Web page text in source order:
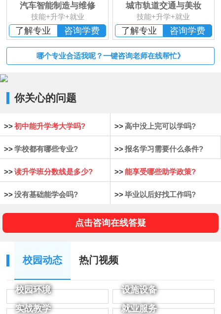
恭贺
湖南怀化 段秋杰 已报名
汽车智能制造与维修
技能+升学+就业
了解专业 咨询学费
城市轨道交通与美妆
技能+升学+就业
了解专业 咨询学费
哪个专业合适我呢？一键咨询老师在线帮忙》
你关心的问题
>> 初中能升学考大学吗? >> 高中没上完可以学吗?
>> 学校都有哪些专业? >> 报名学习需要什么条件?
>> 读升学班分数线是多少? >> 能享受哪些助学政策?
>> 没有基础能学会吗? >> 毕业以后好找工作吗?
点击咨询在线答疑
校园动态 热门视频
校园环境
设施设备
实战教学
就业服务